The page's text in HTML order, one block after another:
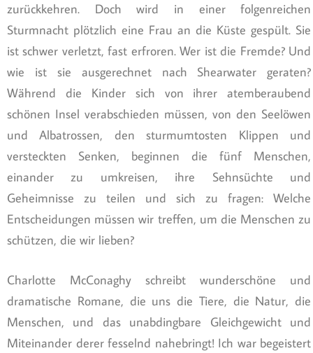
zurückkehren. Doch wird in einer folgenreichen
Sturmnacht plötzlich eine Frau an die Küste gespült. Sie
ist schwer verletzt, fast erfroren. Wer ist die Fremde? Und
wie ist sie ausgerechnet nach Shearwater geraten?
Während die Kinder sich von ihrer atemberaubend
schönen Insel verabschieden müssen, von den Seelöwen
und Albatrossen, den sturmumtosten Klippen und
versteckten Senken, beginnen die fünf Menschen,
einander zu umkreisen, ihre Sehnsüchte und
Geheimnisse zu teilen und sich zu fragen: Welche
Entscheidungen müssen wir treffen, um die Menschen zu
schützen, die wir lieben?
Charlotte McConaghy schreibt wunderschöne und
dramatische Romane, die uns die Tiere, die Natur, die
Menschen, und das unabdingbare Gleichgewicht und
Miteinander derer fesselnd nahebringt! Ich war begeistert